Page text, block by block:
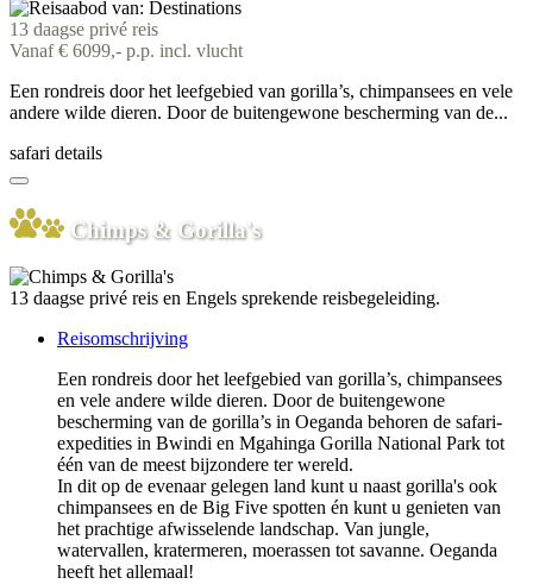
13 daagse privé reis
Vanaf € 6099,- p.p. incl. vlucht
Een rondreis door het leefgebied van gorilla’s, chimpansees en vele
andere wilde dieren. Door de buitengewone bescherming van de...
safari details
Chimps & Gorilla's
13 daagse privé reis en Engels sprekende reisbegeleiding.
Reisomschrijving
Een rondreis door het leefgebied van gorilla’s, chimpansees
en vele andere wilde dieren. Door de buitengewone
bescherming van de gorilla’s in Oeganda behoren de safari-
expedities in Bwindi en Mgahinga Gorilla National Park tot
één van de meest bijzondere ter wereld.
In dit op de evenaar gelegen land kunt u naast gorilla's ook
chimpansees en de Big Five spotten én kunt u genieten van
het prachtige afwisselende landschap. Van jungle,
watervallen, kratermeren, moerassen tot savanne. Oeganda
heeft het allemaal!